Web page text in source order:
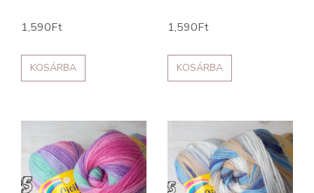
1,590Ft
KOSÁRBA
1,590Ft
KOSÁRBA